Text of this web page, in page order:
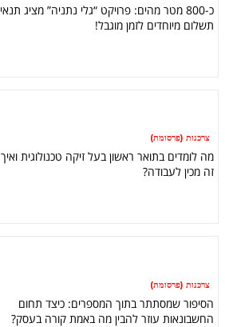
כ-800 מטר מהים: פרויקט “גלי נתניה” מציג תנאי
תשלום מיוחדים לזמן מוגבל!
צרכנות (פרסומת)
מה לומדים בתואר ראשון בעל זיקה טכנולוגית ואיך
זה מכין לעבודה?
צרכנות (פרסומת)
הסיפור שמסתתר בתוך המספרים: כיצד תחום
החשבונאות עוזר להבין מה באמת קורה בעסק?